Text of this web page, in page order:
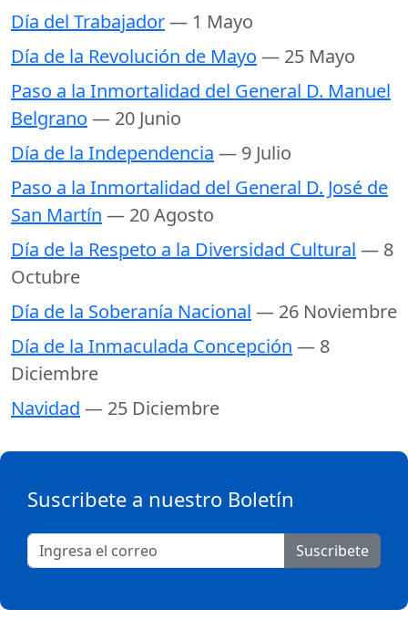
Día del Trabajador— 1 Mayo
Día de la Revolución de Mayo — 25 Mayo
Paso a la Inmortalidad del General D. Manuel
Belgrano — 20 Junio
Día de la Independencia — 9 Julio
Paso a la Inmortalidad del General D. José de
San Martín — 20 Agosto
Día de la Respeto a la Diversidad Cultural — 8
Octubre
Día de la Soberanía Nacional — 26 Noviembre
Día de la Inmaculada Concepción — 8
Diciembre
Navidad — 25 Diciembre
Suscribete a nuestro Boletín
Suscribete